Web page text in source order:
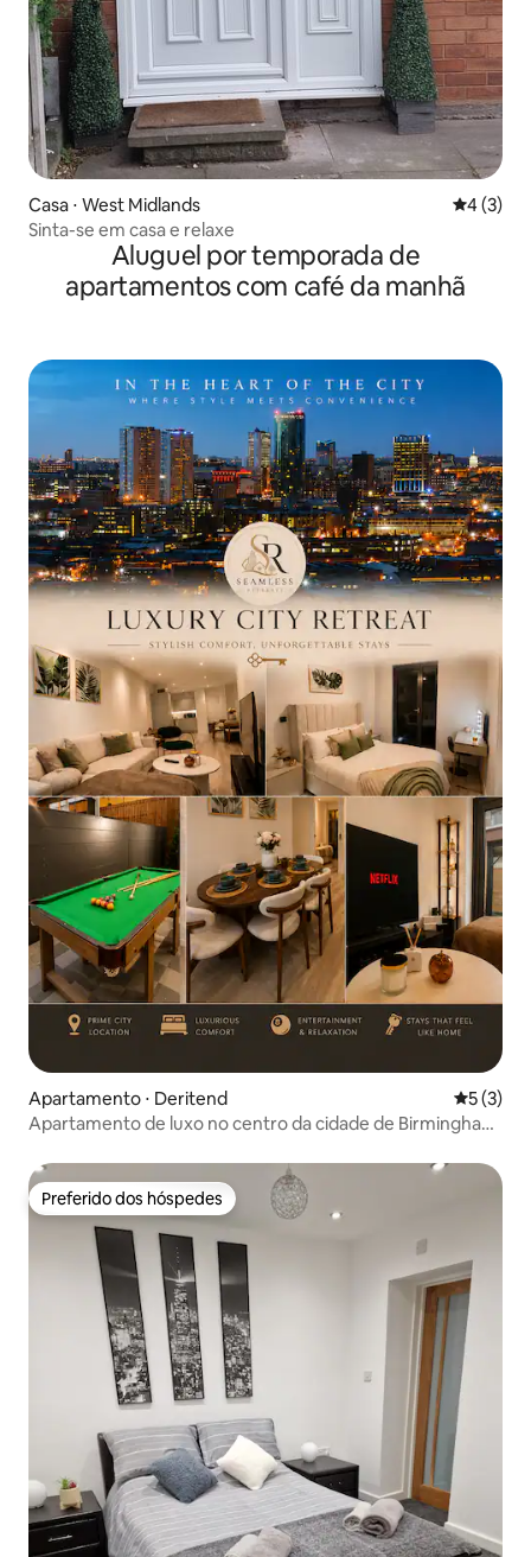
Casa ⋅ West Midlands 4 de
4 (3)
Sinta-se em casa e relaxe
Aluguel por temporada de
apartamentos com café da manhã
Apartamento ⋅ Deritend 5 de
5 (3)
Apartamento de luxo no centro da cidade de Birmingham,
Preferido dos hóspedes
Preferido dos hóspedes